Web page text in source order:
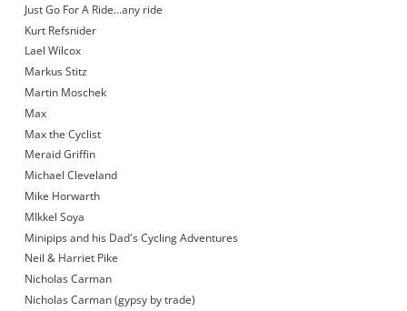
Just Go For A Ride…any ride
Kurt Refsnider
Lael Wilcox
Markus Stitz
Martin Moschek
Max
Max the Cyclist
Meraid Griffin
Michael Cleveland
Mike Horwarth
MIkkel Soya
Minipips and his Dad's Cycling Adventures
Neil & Harriet Pike
Nicholas Carman
Nicholas Carman (gypsy by trade)